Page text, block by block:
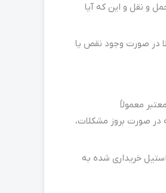
و نقل و این که آیا
در صورت وجود نقص یا
معمولاً
صورت بروز مشکلات،
خریداری شده به